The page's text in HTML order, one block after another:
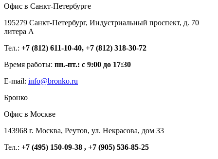
Офис в Санкт-Петербурге
195279 Санкт-Петербург, Индустриальный проспект, д. 70
литера А
Тел.: +7 (812) 611-10-40, +7 (812) 318-30-72
Время работы: пн.-пт.: с 9:00 до 17:30
E-mail: info@bronko.ru
Бронко
Офис в Москве
143968 г. Москва, Реутов, ул. Некрасова, дом 33
Тел.: +7 (495) 150-09-38 , +7 (905) 536-85-25